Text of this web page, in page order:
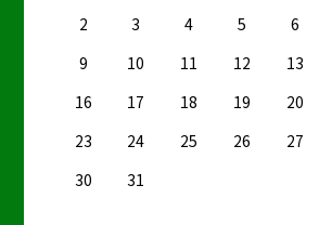
2
3 4 5 6
9
10 11 12 13
16
17 18 19 20
23
24 25 26 27
30
31